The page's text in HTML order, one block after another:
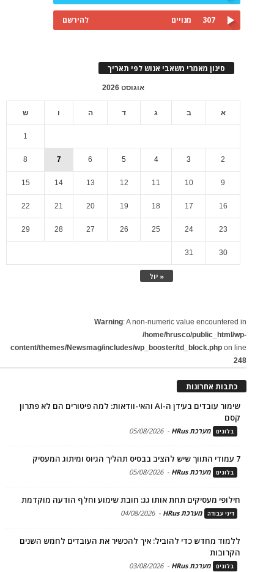
307 מנויים להירשם
סינון מאמרי משאבי אנוש לפי תאריך
אוגוסט 2026
א ב ג ד ה ו ש
« יול
1
2
3
4
5
6
7
8
9
10
11
12
13
14
15
16
17
18
19
20
21
22
23
24
25
26
27
28
29
30
31
Warning: A non-numeric value encountered in
/home/hrusco/public_html/wp-
content/themes/Newsmag/includes/wp_booster/td_block.php on line
248
כתבות אחרונות
שימור עובדים בעידן ה-AI והאי-וודאות: למה פיטורים הם לא פתרון
קסם
בלוגים מערכת HRus -
05/08/2026
7 עמודי התווך שיש להציב בבסיס תהליך הגיוס ומיתוג המעסיק
בלוגים מערכת HRus -
05/08/2026
חילופי מעסיקים תחת אותו גג: חובת שימוע וחלף הודעה מוקדמת
דיני עבודה מערכת HRus -
04/08/2026
ללמוד מחדש כדי להוביל: איך להכשיר את העובדים לחמש השנים
הקרובות
בלוגים מערכת HRus -
03/08/2026